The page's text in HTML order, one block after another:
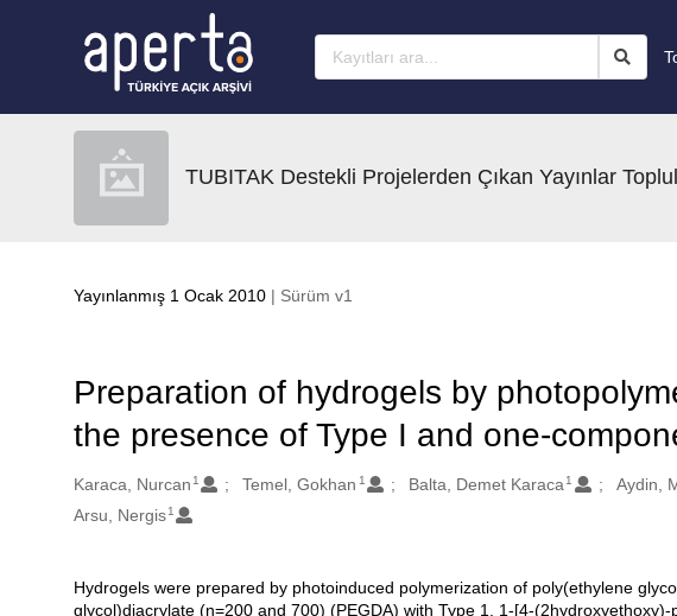
TUBITAK Destekli Projelerden Çıkan Yayınlar
Yayınlanmış 1 Ocak 2010 | Sürüm v1
Preparation of hydrogels by
the presence of Type I and one-
Oluşturanlar
Karaca, Nurcan 1 Temel, Gokhan 1 Balta, Demet Karaca 1 Aydin,
Arsu, Nergis 1
Açıklama
Hydrogels were prepared by photoinduced polymerization of poly(ethylene
glycol)diacrylate (n=200 and 700) (PEGDA) with Type 1, 1-[4-